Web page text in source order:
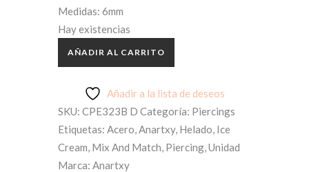
Medidas: 6mm
Hay existencias
AÑADIR AL CARRITO
Añadir a la lista de deseos
SKU: CPE323B D Categoría: Piercings
Etiquetas: Acero Anartxy, Helado Ice
Cream Mix And Match Piercing Unidad
Marca: Anartxy